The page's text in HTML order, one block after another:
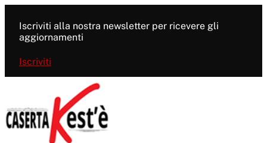
contenuto
Iscriviti alla nostra newsletter per ricevere gli
aggiornamenti
Iscriviti